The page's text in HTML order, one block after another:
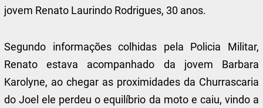
jovem Renato Laurindo Rodrigues, 30 anos.
Segundo informações colhidas pela Policia Militar,
Renato estava acompanhado da jovem Barbara
Karolyne, ao chegar as proximidades da Churrascaria
do Joel ele perdeu o equilíbrio da moto e caiu, vindo a